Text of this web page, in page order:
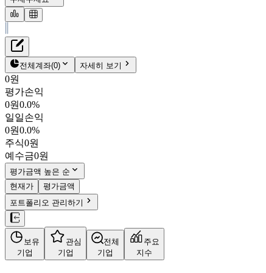
스모트로닉
2,605원
066590
KOSDAQ
시가총액
PBR1.22
PER-
fPER -
배당수익률-
자사주비율-
결산월12월
사업정보
더보기
재무정보
펀더멘탈
밸류에이션
주주환원
주식정보
전체계좌(0) 자세히 보기
0원
평가손익
0원0.0%
일일손익
0원0.0%
주식0원
예수금0원
평가금액 높은 순
현재가
평가금액
포트폴리오 관리하기
보유
기업
관심
기업
전체
기업
주요
지수